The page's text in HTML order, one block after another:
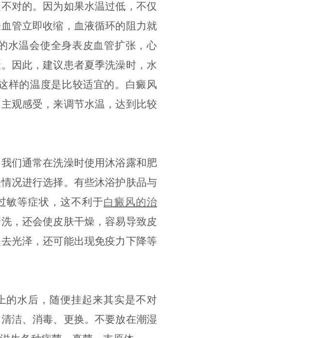
对的。因为如果水温过低，不仅
管立即收缩，血液循环的阻力就
水温会使全身表皮血管扩张，心
因此，建议患者夏季洗澡时，水
样的温度是比较适宜的。白癜风
观感受，来调节水温，达到比较
通常在洗澡时使用沐浴露和肥
况进行选择。有些沐浴护肤品与
敏等症状，这不利于白癜风的治
，还会使皮肤干燥，容易导致皮
光泽，还可能出现免疫力下降等
水后，随便挂起来其实是不对
洁、消毒、更换。不要放在潮湿